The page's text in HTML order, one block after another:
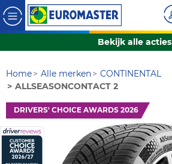
Bekijk alle acties
Home Alle merken
CONTINENTAL
ALLSEASONCONTACT 2
DRIVERS' CHOICE AWARDS 2026